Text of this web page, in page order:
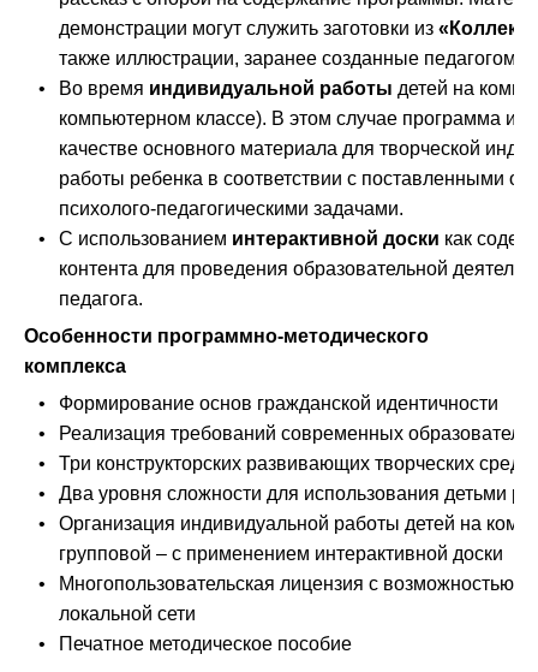
демонстрации могут служить заготовки из
также иллюстрации, заранее созданные педагогом
•
Во время индивидуальной работы детей на
компьютерном классе). В этом случае программа
качестве основного материала для творческой
работы ребенка в соответствии с поставленными
психолого-педагогическими задачами.
•
С использованием интерактивной доски как
контента для проведения образовательной
педагога.
Особенности программно-методического
комплекса
•
Формирование основ гражданской идентичности
•
Реализация требований современных
•
Три конструкторских развивающих творческих среды
•
Два уровня сложности для использования детьми
•
Организация индивидуальной работы детей на
групповой – с применением интерактивной доски
•
Многопользовательская лицензия с возможностью
локальной сети
•
Печатное методическое пособие